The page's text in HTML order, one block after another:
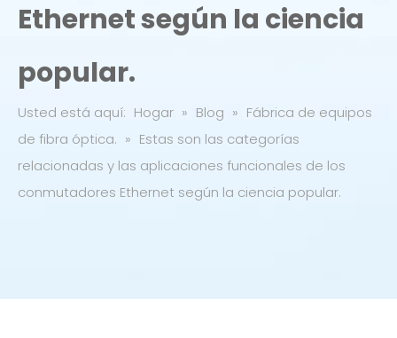
Ethernet según la ciencia
popular.
Usted está aquí: Hogar » Blog » Fábrica de equipos
de fibra óptica. » Estas son las categorías
relacionadas y las aplicaciones funcionales de los
conmutadores Ethernet según la ciencia popular.